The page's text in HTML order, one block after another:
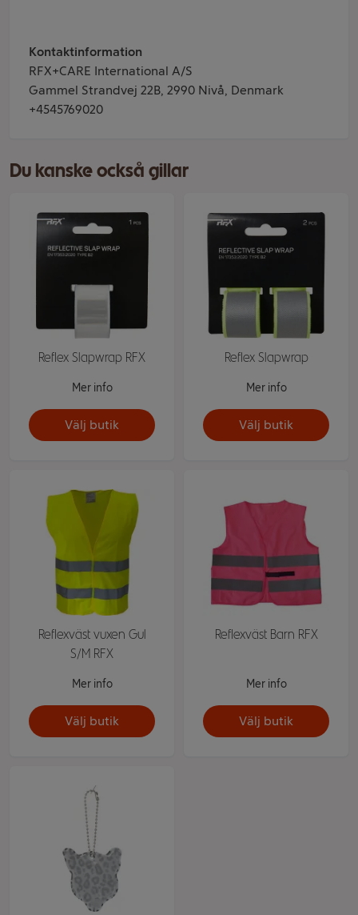
Kontaktinformation
RFX+CARE International A/S
Gammel Strandvej 22B, 2990 Nivå, Denmark
+4545769020
Du kanske också gillar
Reflex Slapwrap RFX
Mer info
Välj butik
Reflex Slapwrap
Mer info
Välj butik
Reflexväst vuxen Gul
S/M RFX
Mer info
Välj butik
Reflexväst Barn RFX
Mer info
Välj butik